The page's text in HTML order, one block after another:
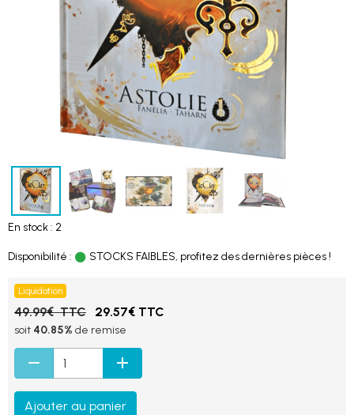
En stock : 2
Disponibilité : STOCKS FAIBLES, profitez des dernières pièces !
Liquidation
49.99€ TTC 29.57€ TTC
soit 40.85% de remise
Ajouter au panier